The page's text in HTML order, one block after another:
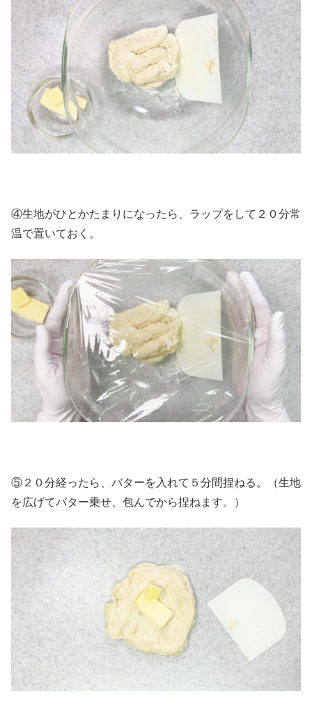
④生地がひとかたまりになったら、ラップをして２０分常
温で置いておく。
⑤２０分経ったら、バターを入れて５分間捏ねる。（生地
を広げてバター乗せ、包んでから捏ねます。）